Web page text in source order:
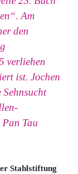
Am
den
verliehen
ist. Jochen
Tau
Stahlstiftung